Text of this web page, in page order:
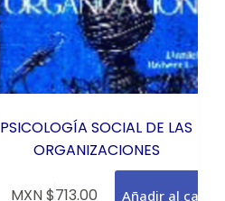
PSICOLOGÍA SOCIAL DE LAS
ORGANIZACIONES
MXN $713.00 Añadir al